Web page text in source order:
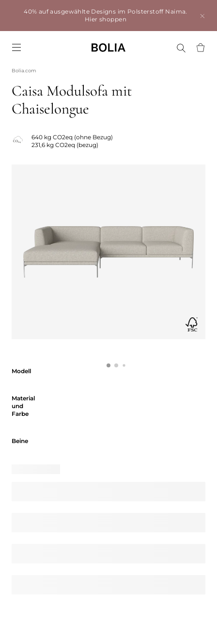
40% auf ausgewählte Designs im Polsterstoff Naima.
Hier shoppen
Bolia.com
Caisa Modulsofa mit
Chaiselongue
640 kg CO2eq (ohne Bezug)
231,6 kg CO2eq (bezug)
Modell
Material
und
Farbe
Beine